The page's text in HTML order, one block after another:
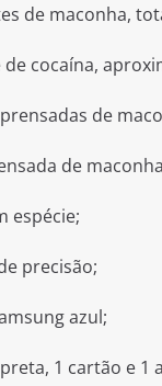
de maconha,
cocaína,
de
de
espécie;
precisão;
azul;
1 cartão e 1